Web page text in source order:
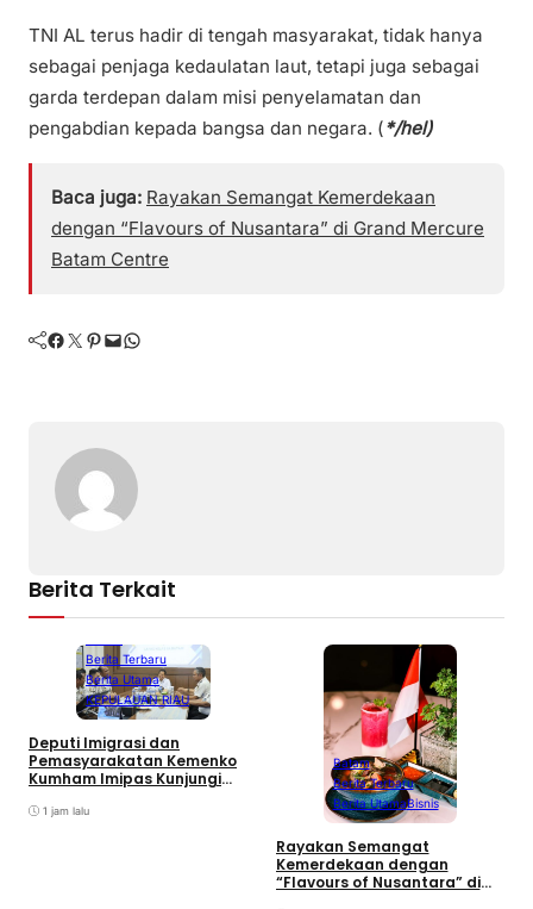
TNI AL terus hadir di tengah masyarakat, tidak hanya
sebagai penjaga kedaulatan laut, tetapi juga sebagai
garda terdepan dalam misi penyelamatan dan
pengabdian kepada bangsa dan negara. (*/hel)
Baca juga: Rayakan Semangat Kemerdekaan
dengan “Flavours of Nusantara” di Grand Mercure
Batam Centre
Facebook Twitter Pinterest Mail WhatsApp
Berita Terkait
Berita Terbaru
Berita Utama
KEPULAUAN RIAU
Deputi Imigrasi dan
Pemasyarakatan Kemenko
Kumham Imipas Kunjungi
Overstaying dan KUHP Baru
1 jam lalu
Batam
Berita Terbaru
Berita UtamaBisnis
Rayakan Semangat
Kemerdekaan dengan
“Flavours of Nusantara” di